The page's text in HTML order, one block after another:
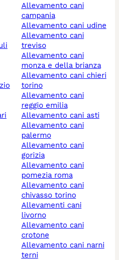
allevamento cani
campania
allevamento cani udine
allevamento cani
treviso
allevamento cani
monza e della brianza
allevamento cani chieri
torino
allevamento cani
reggio emilia
allevamento cani asti
allevamento cani
palermo
allevamento cani
gorizia
allevamento cani
pomezia roma
allevamento cani
chivasso torino
allevamenti cani
livorno
allevamento cani
crotone
allevamento cani narni
terni